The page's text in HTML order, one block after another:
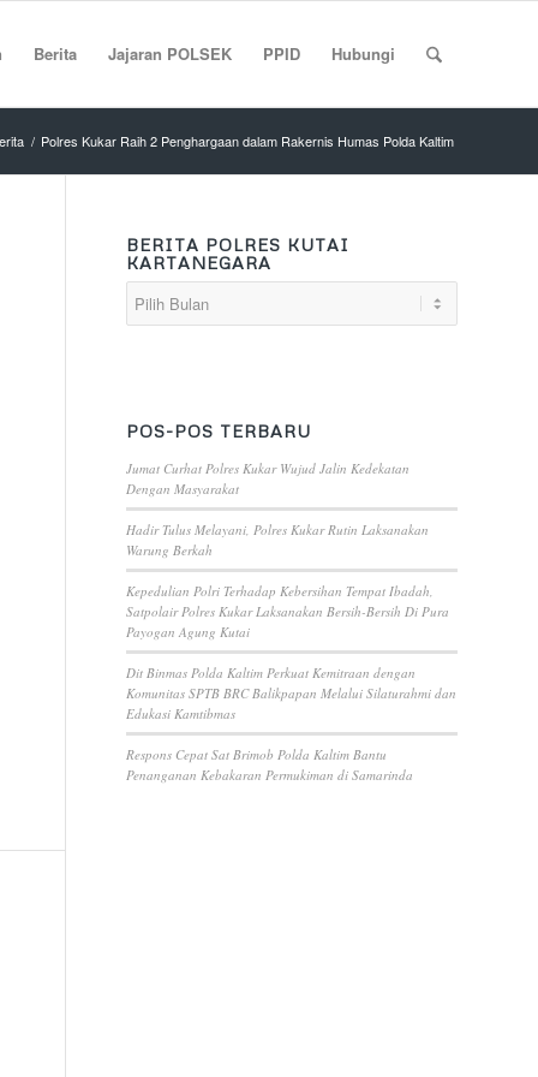
Berita Jajaran POLSEK PPID Hubungi
/ Polres Kukar Raih 2 Penghargaan dalam Rakernis Humas Polda Kaltim
BERITA POLRES KUTAI
KARTANEGARA
POS-POS TERBARU
Jumat Curhat Polres Kukar Wujud Jalin Kedekatan
Dengan Masyarakat
Hadir Tulus Melayani, Polres Kukar Rutin Laksanakan
Warung Berkah
Kepedulian Polri Terhadap Kebersihan Tempat Ibadah,
Satpolair Polres Kukar Laksanakan Bersih-Bersih Di Pura
Payogan Agung Kutai
Dit Binmas Polda Kaltim Perkuat Kemitraan dengan
Komunitas SPTB BRC Balikpapan Melalui Silaturahmi dan
Edukasi Kamtibmas
Respons Cepat Sat Brimob Polda Kaltim Bantu
Penanganan Kebakaran Permukiman di Samarinda